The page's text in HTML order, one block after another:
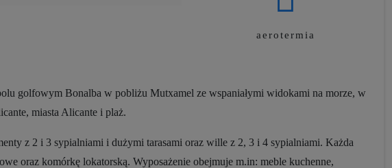
aerotermia
golfowym Bonalba w pobliżu Mutxamel ze wspaniałymi widokami na morze, w
miasta Alicante i plaż.
z 2 i 3 sypialniami i dużymi tarasami oraz wille z 2, 3 i 4 sypialniami. Każda
oraz komórkę lokatorską. Wyposażenie obejmuje m.in: meble kuchenne,